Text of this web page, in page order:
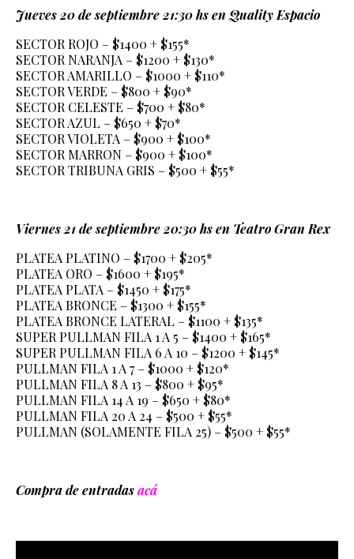
Jueves 20 de septiembre 21:30 hs en Quality Espacio
SECTOR ROJO – $1400 + $155*
SECTOR NARANJA – $1200 + $130*
SECTOR AMARILLO – $1000 + $110*
SECTOR VERDE – $800 + $90*
SECTOR CELESTE – $700 + $80*
SECTOR AZUL – $650 + $70*
SECTOR VIOLETA – $900 + $100*
SECTOR MARRON – $900 + $100*
SECTOR TRIBUNA GRIS – $500 + $55*
Viernes 21 de septiembre 20:30 hs en Teatro Gran Rex
PLATEA PLATINO – $1700 + $205*
PLATEA ORO – $1600 + $195*
PLATEA PLATA – $1450 + $175*
PLATEA BRONCE – $1300 + $155*
PLATEA BRONCE LATERAL – $1100 + $135*
SUPER PULLMAN FILA 1 A 5 – $1400 + $165*
SUPER PULLMAN FILA 6 A 10 – $1200 + $145*
PULLMAN FILA 1 A 7 – $1000 + $120*
PULLMAN FILA 8 A 13 – $800 + $95*
PULLMAN FILA 14 A 19 – $650 + $80*
PULLMAN FILA 20 A 24 – $500 + $55*
PULLMAN (SOLAMENTE FILA 25) – $500 + $55*
Compra de entradasacá